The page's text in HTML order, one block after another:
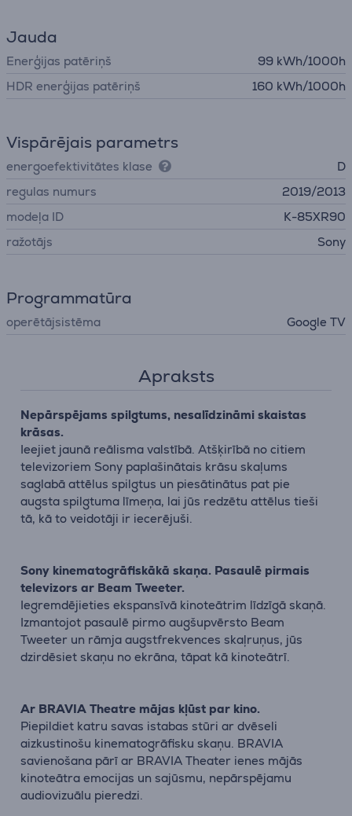
Jauda
Enerģijas patēriņš
99 kWh/1000h
HDR enerģijas patēriņš
160 kWh/1000h
Vispārējais parametrs
energoefektivitātes klase
D
regulas numurs
2019/2013
modeļa ID
K-85XR90
ražotājs
Sony
Programmatūra
operētājsistēma Google TV
Apraksts
Nepārspējams spilgtums, nesalīdzināmi skaistas
krāsas.
Ieejiet jaunā reālisma valstībā. Atšķirībā no citiem
televizoriem Sony paplašinātais krāsu skaļums
saglabā attēlus spilgtus un piesātinātus pat pie
augsta spilgtuma līmeņa, lai jūs redzētu attēlus tieši
tā, kā to veidotāji ir iecerējuši.
Sony kinematogrāfiskākā skaņa. Pasaulē pirmais
televizors ar Beam Tweeter.
Iegremdējieties ekspansīvā kinoteātrim līdzīgā skaņā.
Izmantojot pasaulē pirmo augšupvērsto Beam
Tweeter un rāmja augstfrekvences skaļruņus, jūs
dzirdēsiet skaņu no ekrāna, tāpat kā kinoteātrī.
Ar BRAVIA Theatre mājas kļūst par kino.
Piepildiet katru savas istabas stūri ar dvēseli
aizkustinošu kinematogrāfisku skaņu. BRAVIA
savienošana pārī ar BRAVIA Theater ienes mājās
kinoteātra emocijas un sajūsmu, nepārspējamu
audiovizuālu pieredzi.